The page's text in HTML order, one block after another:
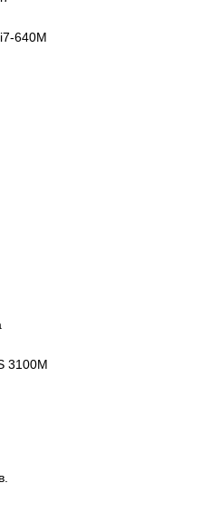
стан; без дефектів; екран
сліди звичайного використання)
пристрій, наклейки на
на
відповідну позицію з розділу
товаром.
640M
3100M